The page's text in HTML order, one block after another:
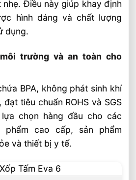
Điều này giúp khay định
hình dáng và chất lượng
dụng.
trường và an toàn cho
BPA, không phát sinh khí
tiêu chuẩn ROHS và SGS
chọn hàng đầu cho các
phẩm cao cấp, sản phẩm
và thiết bị y tế.